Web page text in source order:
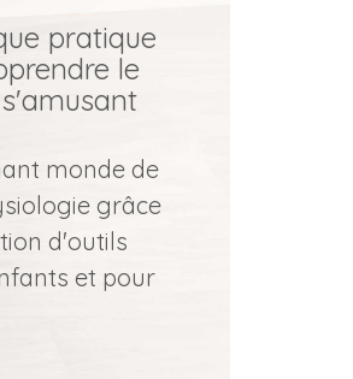
pratique
le
monde de
grâce
d'outils
et pour